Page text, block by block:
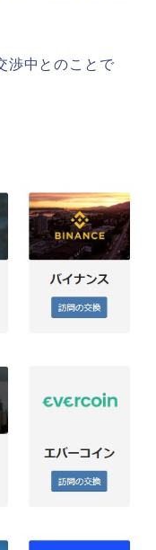
渉中とのことで